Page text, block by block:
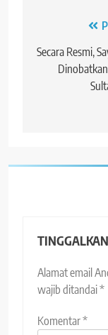
Navigasi
pos
Secara Resmi,
Alamat email
wajib ditandai*
Komentar*